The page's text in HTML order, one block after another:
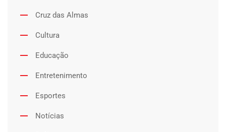
Cruz das Almas
Cultura
Educação
Entretenimento
Esportes
Notícias